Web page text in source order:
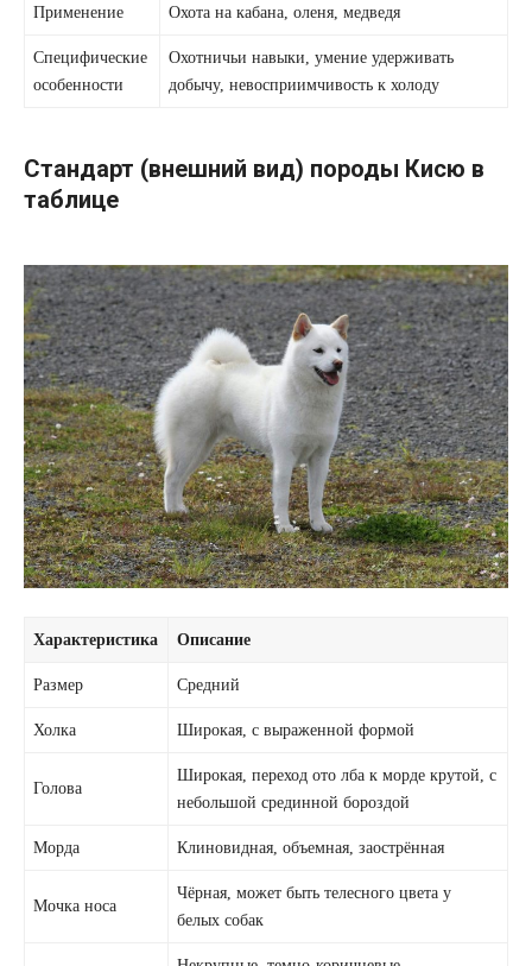
Применение Охота на кабана, оленя, медведя
Специфические
особенности
Охотничьи навыки, умение удерживать
добычу, невосприимчивость к холоду
Стандарт (внешний вид) породы Кисю в
таблице
Характеристика Описание
Размер Средний
Холка Широкая, с выраженной формой
Голова
Широкая, переход ото лба к морде крутой, с
небольшой срединной бороздой
Морда Клиновидная, объемная, заострённая
Мочка носа
Чёрная, может быть телесного цвета у
белых собак